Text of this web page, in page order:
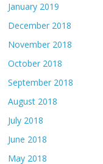
January 2019
December 2018
November 2018
October 2018
September 2018
August 2018
July 2018
June 2018
May 2018